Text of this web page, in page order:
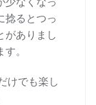
捻るとつっ
がありまし
。
けでも楽し